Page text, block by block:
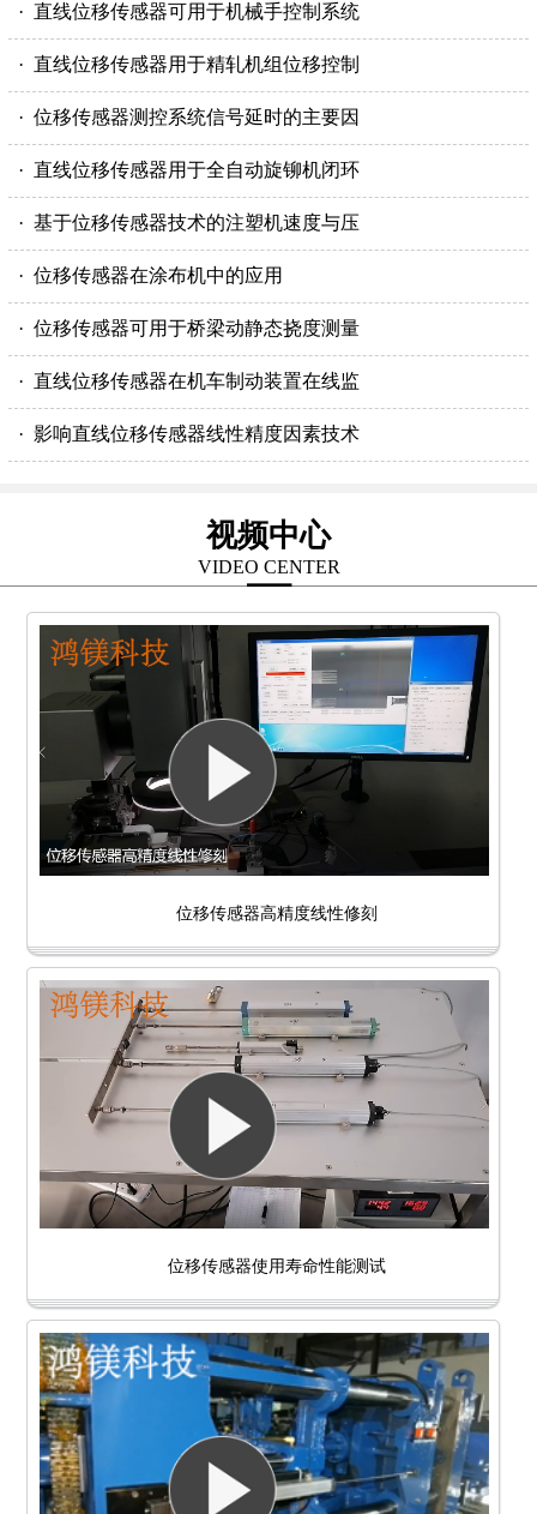
· 直线位移传感器可用于机械手控制系统
· 直线位移传感器用于精轧机组位移控制
· 位移传感器测控系统信号延时的主要因
· 直线位移传感器用于全自动旋铆机闭环
· 基于位移传感器技术的注塑机速度与压
· 位移传感器在涂布机中的应用
· 位移传感器可用于桥梁动静态挠度测量
· 直线位移传感器在机车制动装置在线监
· 影响直线位移传感器线性精度因素技术
视频中心
VIDEO CENTER
位移传感器高精度线性修刻
位移传感器使用寿命性能测试